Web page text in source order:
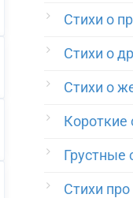
Стихи о
Стихи о
Стихи о
Короткие
Грустные
Стихи про